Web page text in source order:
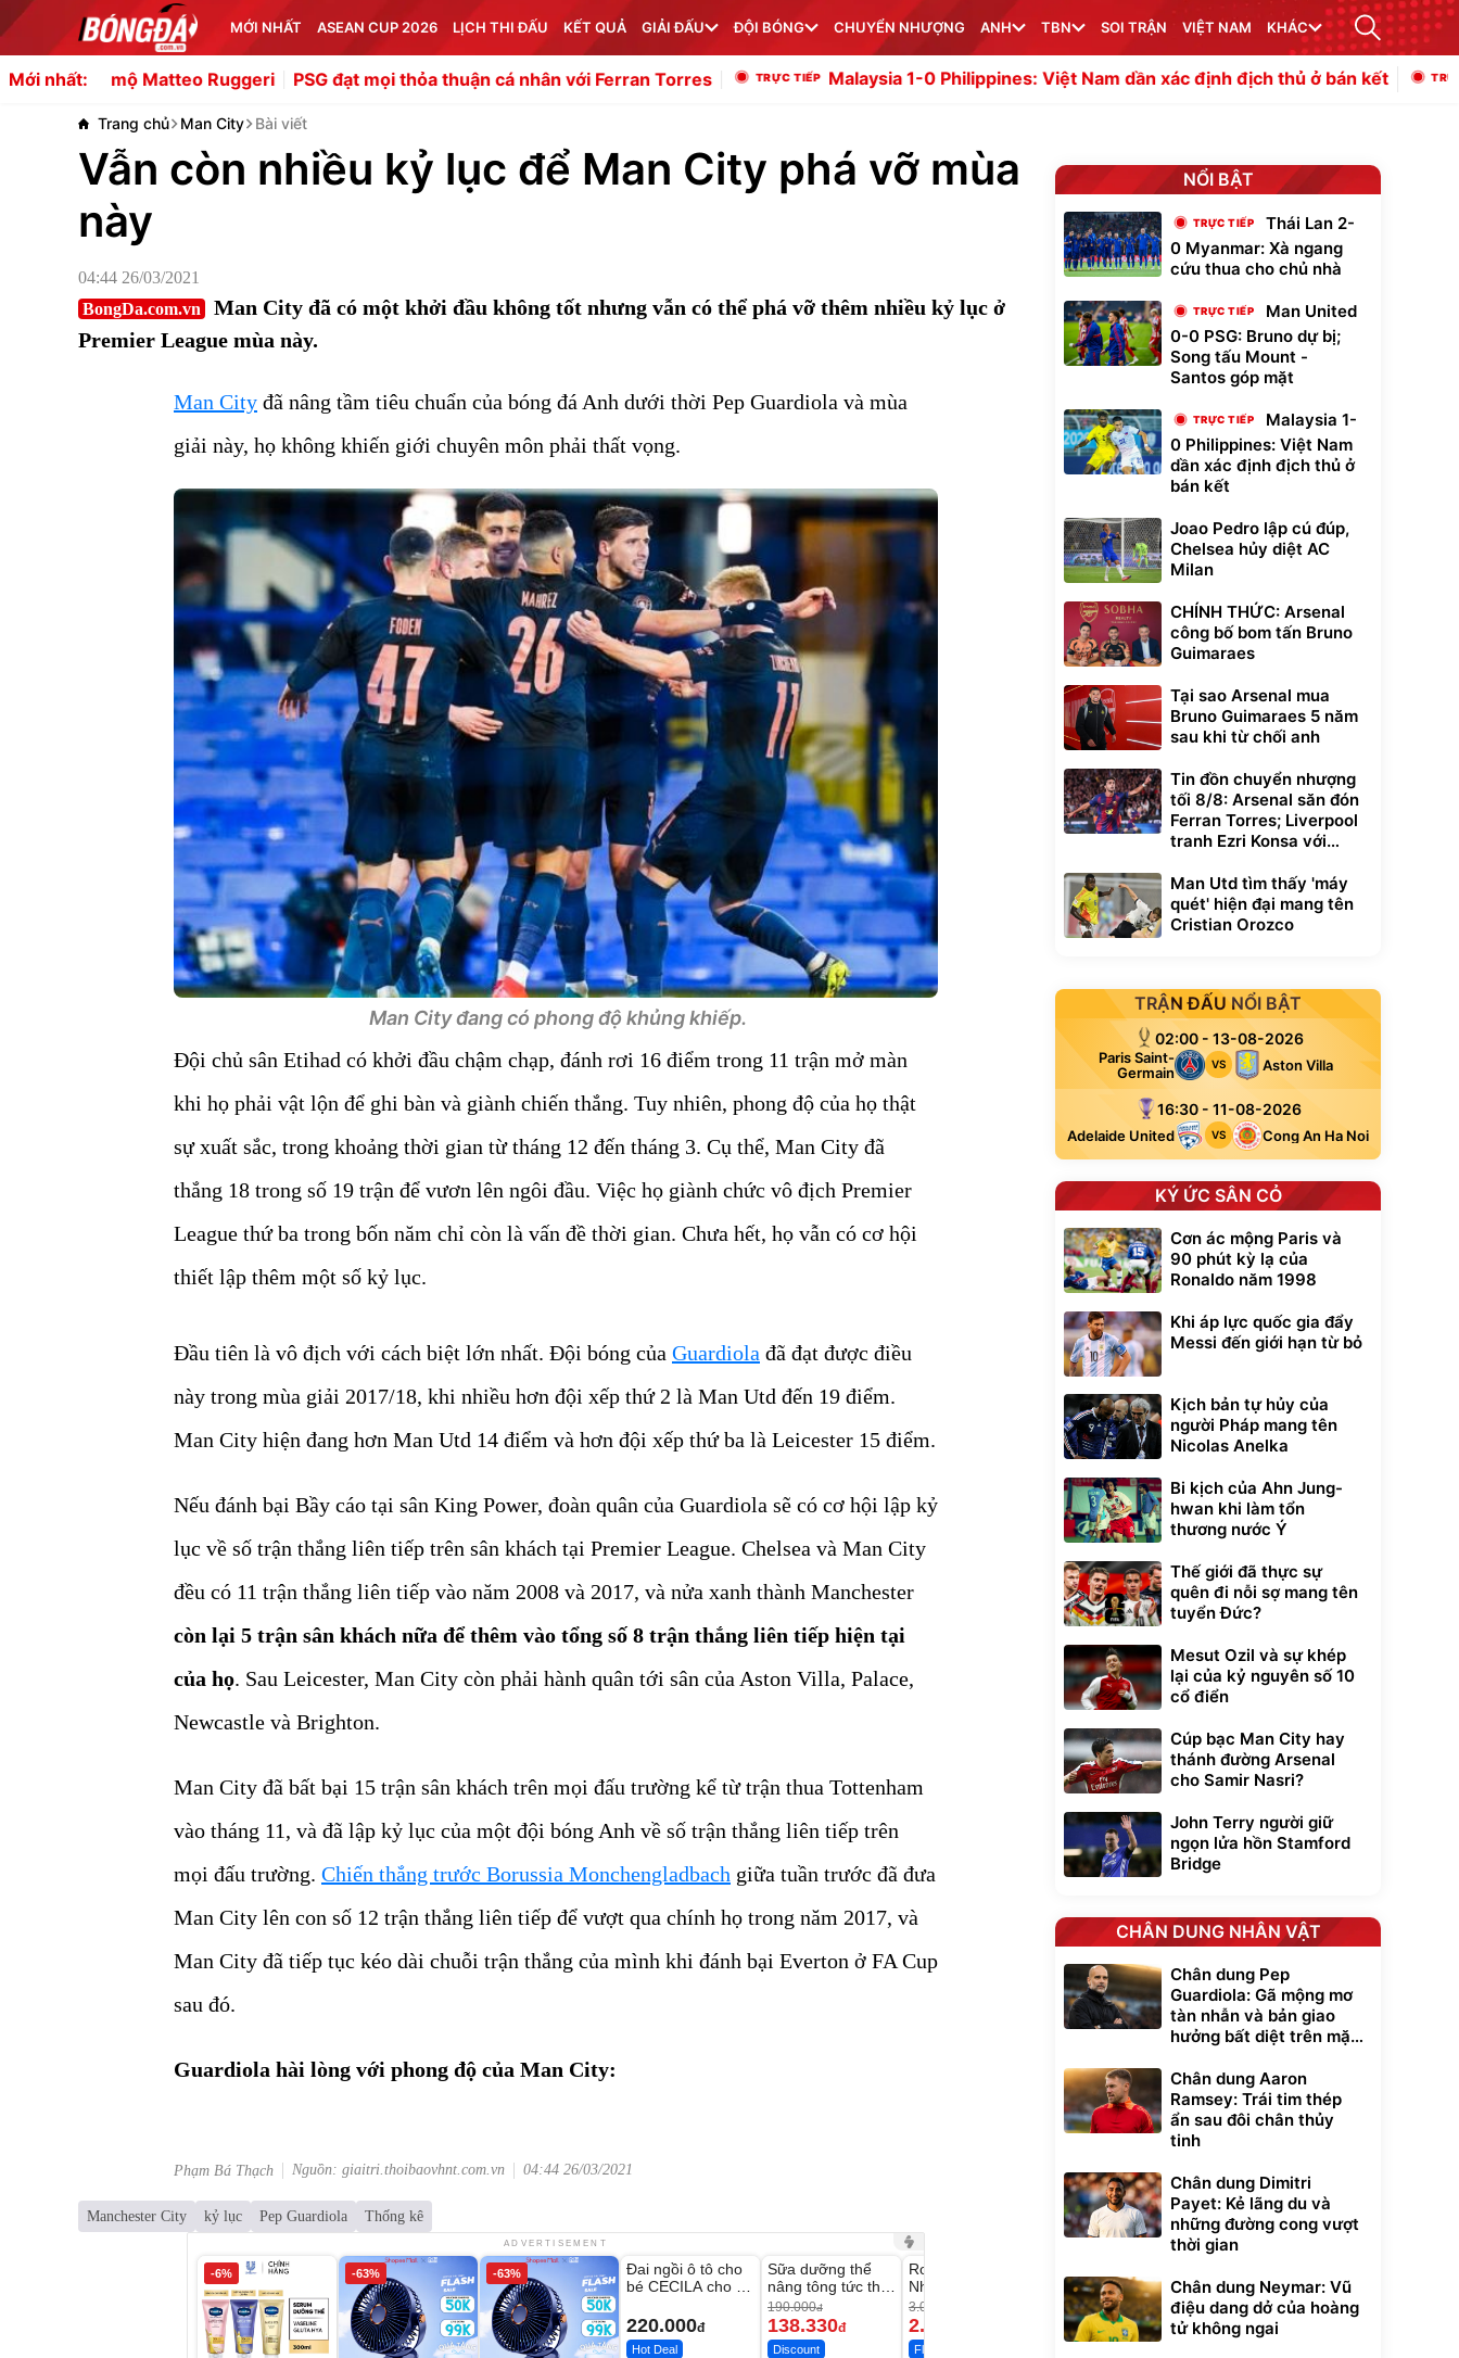
MỚI NHẤT ASEAN CUP 2026 LỊCH THI ĐẤU KẾT QUẢ GIẢI ĐẤU ĐỘI BÓNG CHUYỂN NHƯỢNG ANH TBN SOI TRẬN VIỆT NAM KHÁC
Mới nhất:
Ruggeri PSG đạt mọi thỏa thuận cá nhân với Ferran Torres Malaysia 1-0 Philippines: Việt Nam dần xác định địch thủ ở bán kết Thái Lan 2-0
Trang chủ Man City Bài viết
Vẫn còn nhiều kỷ lục để Man City phá vỡ mùa
này
04:44 26/03/2021
BongDa.com.vn
Man City đã có một khởi đầu không tốt nhưng vẫn có thể phá vỡ thêm nhiều kỷ lục ở
Premier League mùa này.
Man City đã nâng tầm tiêu chuẩn của bóng đá Anh dưới thời Pep Guardiola và mùa
giải này, họ không khiến giới chuyên môn phải thất vọng.
Man City đang có phong độ khủng khiếp.
Đội chủ sân Etihad có khởi đầu chậm chạp, đánh rơi 16 điểm trong 11 trận mở màn
khi họ phải vật lộn để ghi bàn và giành chiến thắng. Tuy nhiên, phong độ của họ thật
sự xuất sắc, trong khoảng thời gian từ tháng 12 đến tháng 3. Cụ thể, Man City đã
thắng 18 trong số 19 trận để vươn lên ngôi đầu. Việc họ giành chức vô địch Premier
League thứ ba trong bốn năm chỉ còn là vấn đề thời gian. Chưa hết, họ vẫn có cơ hội
thiết lập thêm một số kỷ lục.
Đầu tiên là vô địch với cách biệt lớn nhất. Đội bóng của Guardiola đã đạt được điều
này trong mùa giải 2017/18, khi nhiều hơn đội xếp thứ 2 là Man Utd đến 19 điểm.
Man City hiện đang hơn Man Utd 14 điểm và hơn đội xếp thứ ba là Leicester 15 điểm.
Nếu đánh bại Bầy cáo tại sân King Power, đoàn quân của Guardiola sẽ có cơ hội lập kỷ
lục về số trận thắng liên tiếp trên sân khách tại Premier League. Chelsea và Man City
đều có 11 trận thắng liên tiếp vào năm 2008 và 2017, và nửa xanh thành Manchester
còn lại 5 trận sân khách nữa để thêm vào tổng số 8 trận thắng liên tiếp hiện tại
của họ. Sau Leicester, Man City còn phải hành quân tới sân của Aston Villa, Palace,
Newcastle và Brighton.
Man City đã bất bại 15 trận sân khách trên mọi đấu trường kể từ trận thua Tottenham
vào tháng 11, và đã lập kỷ lục của một đội bóng Anh về số trận thắng liên tiếp trên
mọi đấu trường. Chiến thắng trước Borussia Monchengladbach giữa tuần trước đã đưa
Man City lên con số 12 trận thắng liên tiếp để vượt qua chính họ trong năm 2017, và
Man City đã tiếp tục kéo dài chuỗi trận thắng của mình khi đánh bại Everton ở FA Cup
sau đó.
Guardiola hài lòng với phong độ của Man City:
Phạm Bá Thạch Nguồn: giaitri.thoibaovhnt.com.vn 04:44 26/03/2021
Manchester City kỷ lục Pep Guardiola Thống kê
ADVERTISEMENT
-6% -63% -63%
Đai ngồi ô tô cho
bé CECILA cho bé
220.000đ
Hot Deal
-27%
Sữa dưỡng thể
nâng tông tức thì
Vaseline Body
190.000đ
138.330đ
Discount
Robot Hút Bụi Lau
Nhà - D2-001 -
Thông Minh
3.000.000
2.200.000
Flash Sale
Khung Nhôm
9066 Size
20/24/28 Cao Cấp
1.000.000đ
825.000đ
NỔI BẬT
Thái Lan 2-
0 Myanmar: Xà ngang
cứu thua cho chủ nhà
0-0 PSG: Bruno dự bị;
Song tấu Mount -
Santos góp mặt
0 Philippines: Việt Nam
dần xác định địch thủ ở
bán kết
Joao Pedro lập cú đúp,
Chelsea hủy diệt AC
Milan
CHÍNH THỨC: Arsenal
công bố bom tấn Bruno
Guimaraes
Tại sao Arsenal mua
Bruno Guimaraes 5 năm
sau khi từ chối anh
Tin đồn chuyển nhượng
tối 8/8: Arsenal săn đón
Ferran Torres; Liverpool
tranh Ezri Konsa với
Man Utd tìm thấy 'máy
quét' hiện đại mang tên
Cristian Orozco
TRẬN ĐẤU NỔI BẬT
02:00 - 13-08-2026
Paris Saint-
Germain
VS Aston Villa
16:30 - 11-08-2026
Adelaide United VS Cong An Ha Noi
KÝ ỨC SÂN CỎ
Cơn ác mộng Paris và
90 phút kỳ lạ của
Ronaldo năm 1998
Khi áp lực quốc gia đẩy
Messi đến giới hạn từ bỏ
Kịch bản tự hủy của
người Pháp mang tên
Nicolas Anelka
Bi kịch của Ahn Jung-
hwan khi làm tổn
thương nước Ý
Thế giới đã thực sự
quên đi nỗi sợ mang tên
tuyển Đức?
Mesut Ozil và sự khép
lại của kỷ nguyên số 10
cổ điển
Cúp bạc Man City hay
thánh đường Arsenal
cho Samir Nasri?
John Terry người giữ
ngọn lửa hồn Stamford
Bridge
CHÂN DUNG NHÂN VẬT
Chân dung Pep
Guardiola: Gã mộng mơ
tàn nhẫn và bản giao
hưởng bất diệt trên mặt
Chân dung Aaron
Ramsey: Trái tim thép
ẩn sau đôi chân thủy
tinh
Chân dung Dimitri
Payet: Kẻ lãng du và
những đường cong vượt
thời gian
Chân dung Neymar: Vũ
điệu dang dở của hoàng
tử không ngai